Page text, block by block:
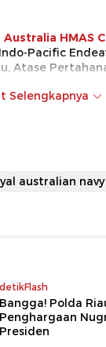
HMAS
Pacific
Atase
korban
Selengkapnya
australian navy
detikFlash
Bangga! Polda
Penghargaan
Presiden